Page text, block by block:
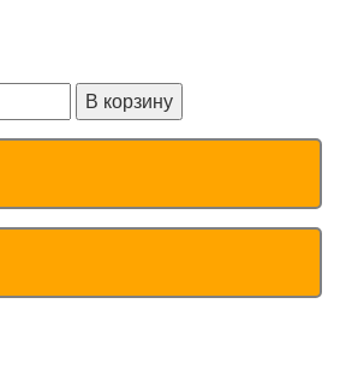
В корзину